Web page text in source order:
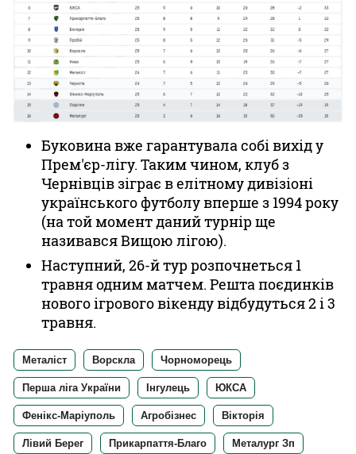
Буковина вже гарантувала собі вихід у
Прем'єр-лігу. Таким чином, клуб з
Чернівців зіграє в елітному дивізіоні
українського футболу вперше з 1994 року
(на той момент даний турнір ще
називався Вищою лігою).
Наступний, 26-й тур розпочнеться 1
травня одним матчем. Решта поєдинків
нового ігрового вікенду відбудуться 2 і 3
травня.
Металіст Ворскла Чорноморець
Перша ліга України Інгулець ЮКСА
Фенікс-Маріуполь Агробізнес Вікторія
Лівий Берег Прикарпаття-Благо Металург Зп